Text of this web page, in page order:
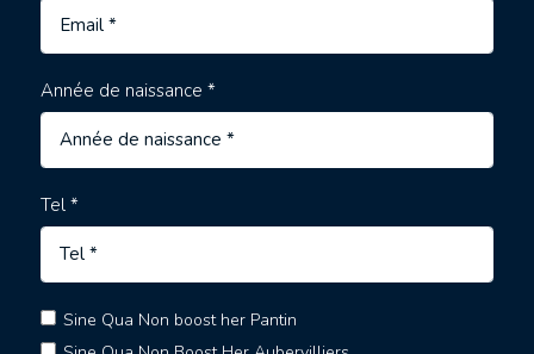
Année de naissance *
Tel *
Sine Qua Non boost her Pantin